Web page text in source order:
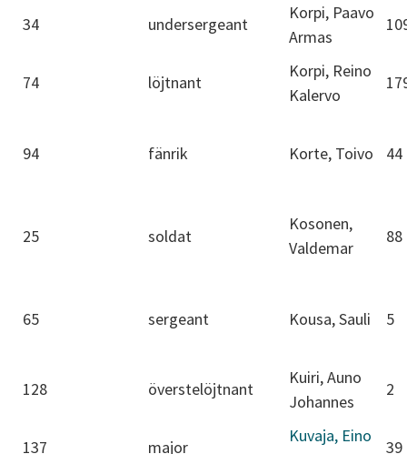
34 undersergeant
Korpi, Paavo
Armas
74 löjtnant
Korpi, Reino
Kalervo
94 fänrik Korte, Toivo 44
25 soldat
Kosonen,
Valdemar
88
65 sergeant Kousa, Sauli 5
128 överstelöjtnant
Kuiri, Auno
Johannes
2
137 major
Kuvaja, Eino
39